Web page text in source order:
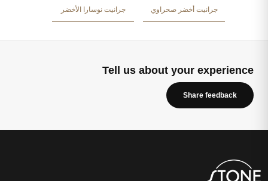
جرانيت أخضر صحراوي جرانيت نوسارا الأخضر
Tell us about your experience
Share feedback